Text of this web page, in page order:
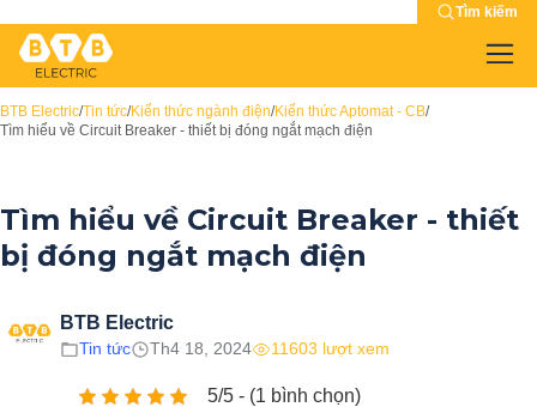
Tìm kiếm
BTB Electric/Tin tức/Kiến thức ngành điện/Kiến thức Aptomat - CB/
Tìm hiểu về Circuit Breaker - thiết bị đóng ngắt mạch điện
Tìm hiểu về Circuit Breaker - thiết
bị đóng ngắt mạch điện
BTB Electric
Tin tức Th4 18, 2024 11603 lượt xem
5/5 - (1 bình chọn)